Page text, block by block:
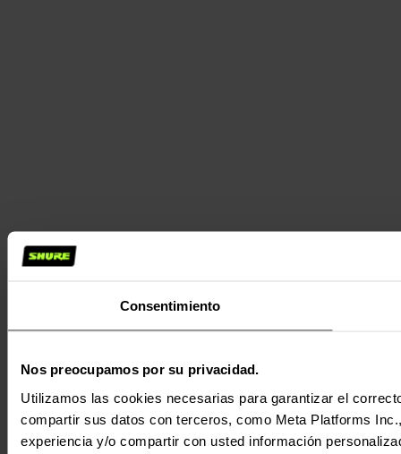
Consentimiento
Nos preocupamos por su privacidad.
Utilizamos las cookies necesarias para garantizar el
compartir sus datos con terceros, como Meta Platforms
experiencia y/o compartir con usted información